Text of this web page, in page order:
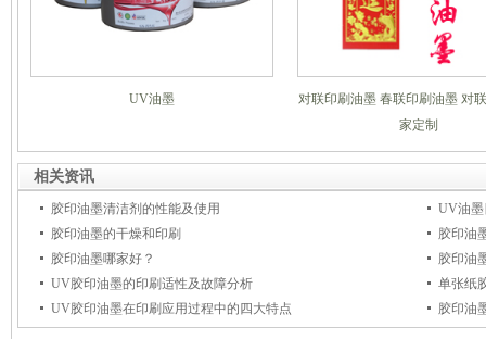
UV油墨
对联印刷油墨 春联印刷油墨 对
家定制
相关资讯
胶印油墨清洁剂的性能及使用
UV油墨
胶印油墨的干燥和印刷
胶印油
胶印油墨哪家好？
胶印油
UV胶印油墨的印刷适性及故障分析
单张纸
UV胶印油墨在印刷应用过程中的四大特点
胶印油